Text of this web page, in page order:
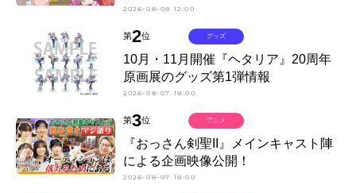
2026-08-08 12:00
第2位
10月・11月開催『ヘタリア』20周年
原画展のグッズ第1弾情報
2026-08-07 18:00
グッズ
第3位
『おっさん剣聖II』メインキャスト陣
による企画映像公開！
2026-08-07 18:00
アニメ